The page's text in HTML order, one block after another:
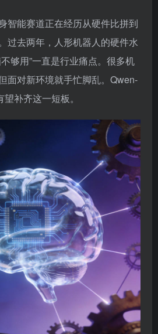
智能赛道正在经历从硬件比拼到
过去两年，人形机器人的硬件水
够用”一直是行业痛点。很多机
面对新环境就手忙脚乱。Qwen-
补齐这一短板。